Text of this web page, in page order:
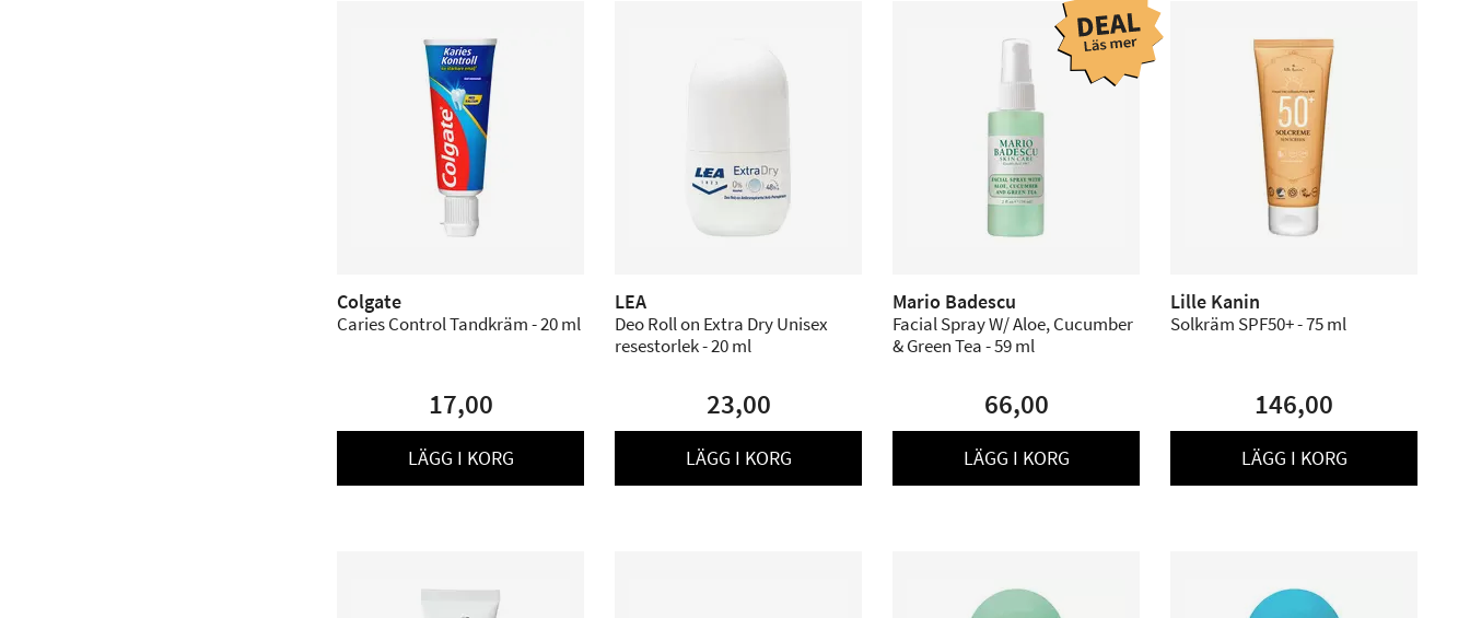
Colgate
Caries Control Tandkräm - 20 ml
17,00
LÄGG I KORG
LEA
Deo Roll on Extra Dry Unisex
resestorlek - 20 ml
23,00
LÄGG I KORG
Mario Badescu
Facial Spray W/ Aloe, Cucumber
& Green Tea - 59 ml
66,00
LÄGG I KORG
Lille Kanin
Solkräm SPF50+ - 75 ml
146,00
LÄGG I KORG